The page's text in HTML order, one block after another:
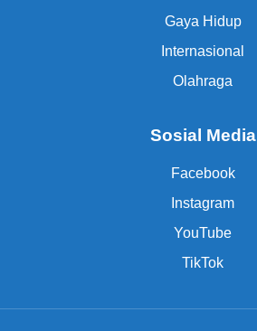
Gaya Hidup
Internasional
Olahraga
Sosial Media
Facebook
Instagram
YouTube
TikTok